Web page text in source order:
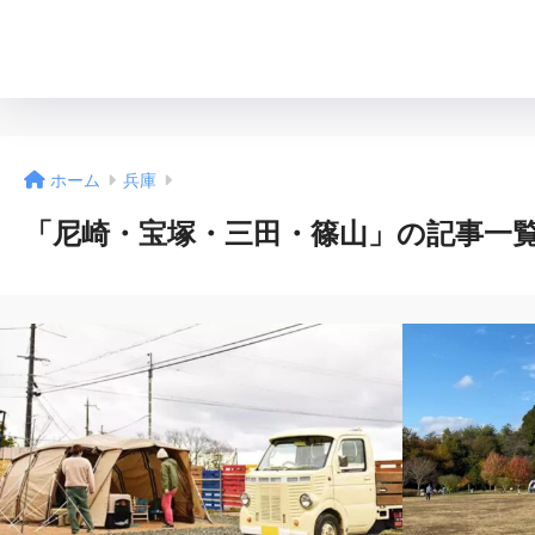
ホーム 兵庫
「尼崎・宝塚・三田・篠山」の記事一